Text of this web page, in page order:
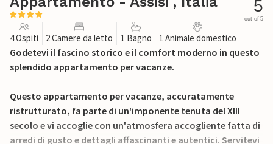
5
out of 5
4 Ospiti 2 Camere da letto 1 Bagno 1 Animale domestico
Godetevi il fascino storico e il comfort moderno in questo
splendido appartamento per vacanze.
Questo appartamento per vacanze, accuratamente
ristrutturato, fa parte di un'imponente tenuta del XIII
secolo e vi accoglie con un'atmosfera accogliente fatta di
arredi di gusto e dettagli affascinanti e autentici. Servitevi